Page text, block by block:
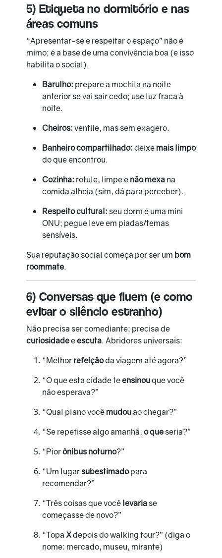
5) Etiqueta no dormitório e nas
áreas comuns
“Apresentar-se e respeitar o espaço” não é
mimo; é a base de uma convivência boa (e isso
habilita o social).
Barulho: prepare a mochila na noite
anterior se vai sair cedo; use luz fraca à
noite.
Cheiros: ventile, mas sem exagero.
Banheiro compartilhado: deixe mais limpo
do que encontrou.
Cozinha: rotule, limpe e não mexana
comida alheia (sim, dá para perceber).
Respeito cultural: seu dorm é uma mini
ONU; pegue leve em piadas/temas
sensíveis.
Sua reputação social começa por ser um bom
roommate.
6) Conversas que fluem (e como
evitar o silêncio estranho)
Não precisa ser comediante; precisa de
curiosidadeeescuta. Abridores universais:
“Melhor refeiçãoda viagem até agora?”
“O que esta cidade teensinouque você
não esperava?”
“Qual plano você mudouao chegar?”
“Se repetisse algo amanhã, o queseria?”
“Piorônibus noturno?”
“Um lugarsubestimadopara
recomendar?”
“Três coisas que você levariase
começasse de novo?”
“Topa Xdepois do walking tour?” (diga o
nome: mercado, museu, mirante)